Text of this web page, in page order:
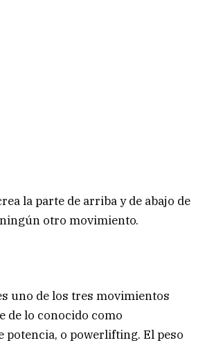
la parte de arriba y de abajo de
otro movimiento.
uno de los tres movimientos
de lo conocido como
potencia, o powerlifting. El peso